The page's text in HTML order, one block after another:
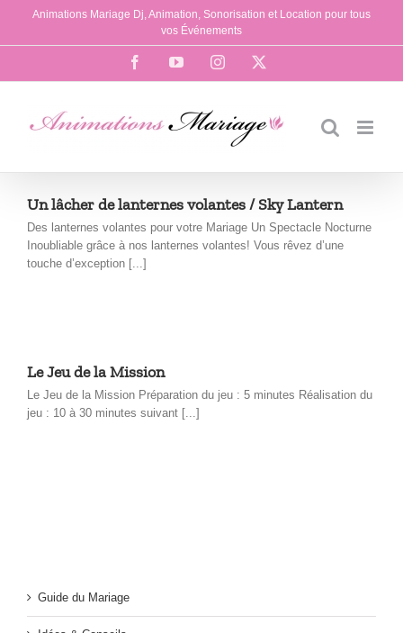
Passer
contenu
Animations Mariage Dj, Animation, Sonorisation et Location pour tous
vos Événements
FacebookYouTubeInstagram
Un lâcher de lanternes volantes / Sky Lantern
Des lanternes volantes pour votre Mariage Un Spectacle Nocturne
Inoubliable grâce à nos lanternes volantes! Vous rêvez d’une
touche d’exception [...]
Le Jeu de la Mission
Le Jeu de la Mission Préparation du jeu : 5 minutes Réalisation du
jeu : 10 à 30 minutes suivant [...]
Guide du Mariage